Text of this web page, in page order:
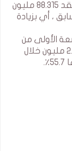
في نهاية سبتمبر 2021 ، بلغ صافي النقد 88.315 مليون
السابق ، أي بزيادة
الأولى من
عام 2021 4.597 مليون دينار مقابل 2.952 مليون خلال